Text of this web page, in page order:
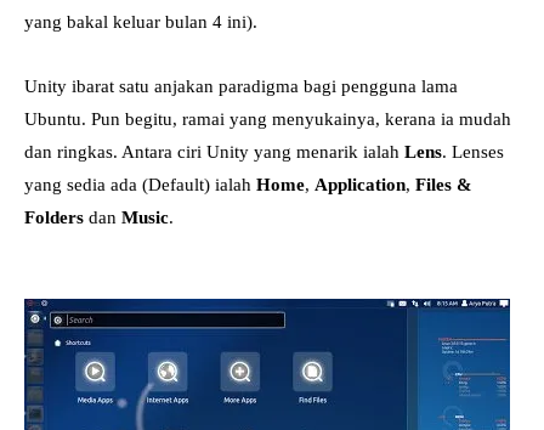
yang bakal keluar bulan 4 ini).
Unity ibarat satu anjakan paradigma bagi pengguna lama
Ubuntu. Pun begitu, ramai yang menyukainya, kerana ia mudah
dan ringkas. Antara ciri Unity yang menarik ialah Lens. Lenses
yang sedia ada (Default) ialah Home, Application, Files &
Folders dan Music.